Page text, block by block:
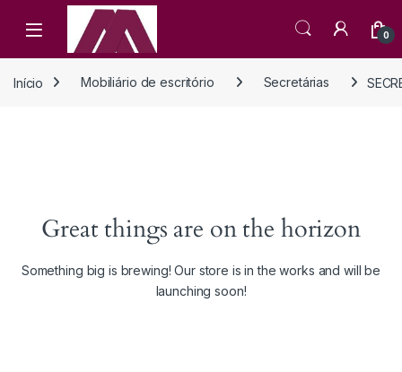
Open 0
Início Mobiliário de escritório Secretárias
Great things are on the horizon
Something big is brewing! Our store is in the works and will be
launching soon!